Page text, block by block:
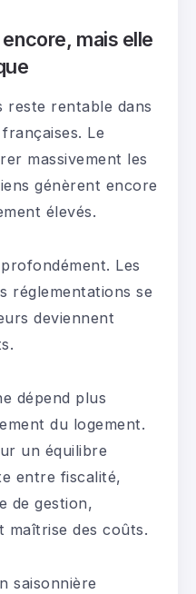
mais elle
reste rentable dans
Le
massivement les
génèrent encore
élevés.
Les
réglementations se
deviennent
dépend plus
du logement.
un équilibre
entre fiscalité,
de gestion,
maîtrise des coûts.
saisonnière